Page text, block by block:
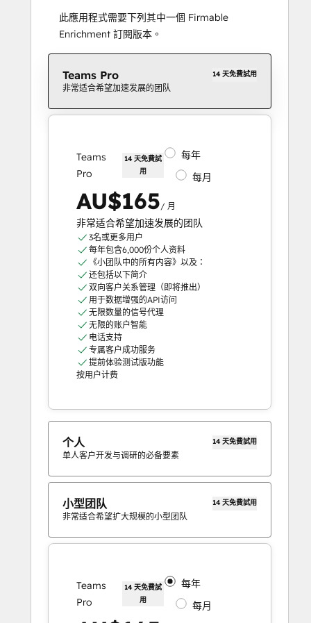
此應用程式需要下列其中一個 Firmable
Enrichment 訂閱版本。
Teams Pro 14 天免費試用
非常适合希望加速发展的团队
Teams
Pro
14 天免費試
用
每年
每月
AU$165/ 月
非常适合希望加速发展的团队
3名或更多用户
每年包含6,000份个人资料
《小团队中的所有内容》以及：
还包括以下简介
双向客户关系管理（即将推出）
用于数据增强的API访问
无限数量的信号代理
无限的账户智能
电话支持
专属客户成功服务
提前体验测试版功能
按用户计费
个人 14 天免費試用
单人客户开发与调研的必备要素
小型团队 14 天免費試用
非常适合希望扩大规模的小型团队
Teams
Pro
14 天免費試
用
每年
每月